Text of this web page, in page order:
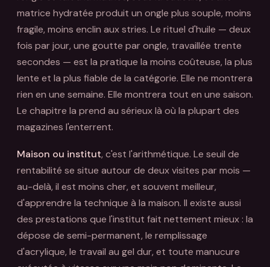
matrice hydratée produit un ongle plus souple, moins
fragile, moins enclin aux stries. Le rituel d'huile — deux
fois par jour, une goutte par ongle, travaillée trente
secondes — est la pratique la moins coûteuse, la plus
lente et la plus fiable de la catégorie. Elle ne montrera
rien en une semaine. Elle montrera tout en une saison.
Le chapitre la prend au sérieux là où la plupart des
magazines l'enterrent.
Maison ou institut, c'est l'arithmétique. Le seuil de
rentabilité se situe autour de deux visites par mois —
au-delà, il est moins cher, et souvent meilleur,
d'apprendre la technique à la maison. Il existe aussi
des prestations que l'institut fait nettement mieux : la
dépose de semi-permanent, le remplissage
d'acrylique, le travail au gel dur, et toute manucure